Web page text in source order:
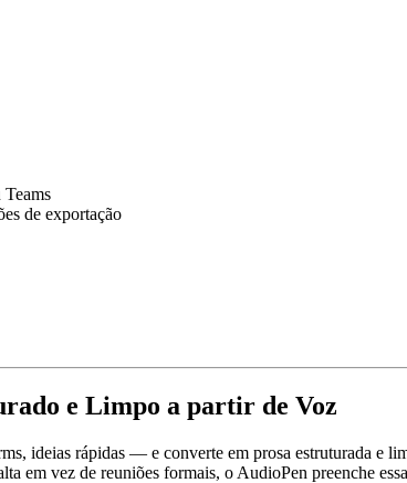
de exportação
e Limpo a partir de Voz
ideias rápidas — e converte em prosa estruturada e
em vez de reuniões formais, o AudioPen preenche